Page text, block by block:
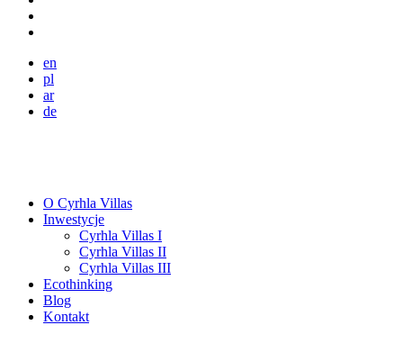
en
pl
ar
de
O Cyrhla Villas
Inwestycje
Cyrhla Villas I
Cyrhla Villas II
Cyrhla Villas III
Ecothinking
Blog
Kontakt